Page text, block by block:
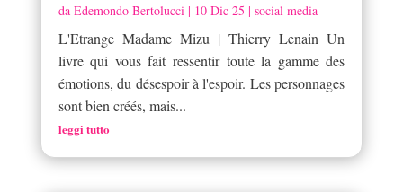
da Edemondo Bertolucci | 10 Dic 25 | social media
L'Etrange Madame Mizu | Thierry Lenain Un
livre qui vous fait ressentir toute la gamme des
émotions, du désespoir à l'espoir. Les personnages
sont bien créés, mais...
leggi tutto